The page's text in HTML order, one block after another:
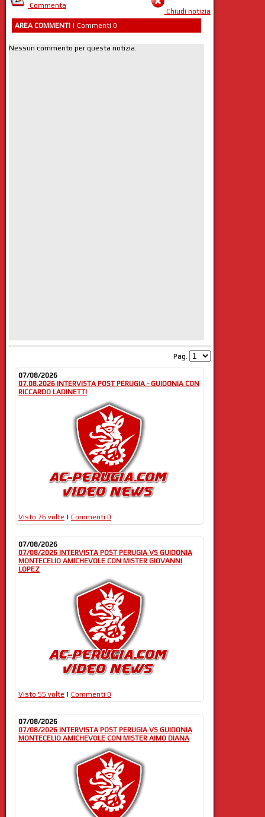
Chiudi notizia
Commenta
AREA COMMENTI | Commenti 0
Pag.
07/08/2026
07.08.2026 INTERVISTA POST PERUGIA - GUIDONIA CON
RICCARDO LADINETTI
Visto 76 volte | Commenti 0
07/08/2026
07/08/2026 INTERVISTA POST PERUGIA VS GUIDONIA
MONTECELIO AMICHEVOLE CON MISTER GIOVANNI
LOPEZ
Visto 55 volte | Commenti 0
07/08/2026
07/08/2026 INTERVISTA POST PERUGIA VS GUIDONIA
MONTECELIO AMICHEVOLE CON MISTER AIMO DIANA